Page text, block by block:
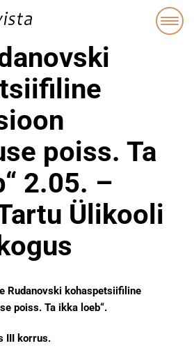
poiss. Ta
2.05. –
Ülikooli
Rudanovski kohaspetsiifiline
poiss. Ta ikka loeb“.
III korrus.